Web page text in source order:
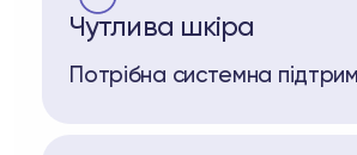
Чутлива шкіра
Потрібна системна